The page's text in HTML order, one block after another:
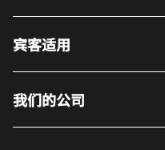
宾客适用
我们的公司